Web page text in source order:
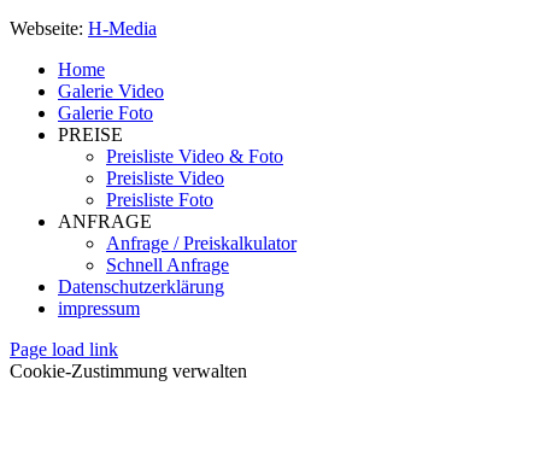
Webseite: H-Media
Home
Galerie Video
Galerie Foto
PREISE
Preisliste Video & Foto
Preisliste Video
Preisliste Foto
ANFRAGE
Anfrage / Preiskalkulator
Schnell Anfrage
Datenschutzerklärung
impressum
Page load link
Cookie-Zustimmung verwalten